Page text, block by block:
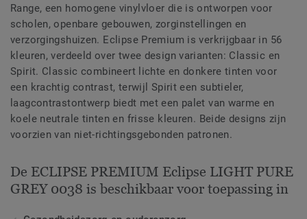
Range, een homogene vinylvloer die is ontworpen voor
scholen, openbare gebouwen, zorginstellingen en
verzorgingshuizen. Eclipse Premium is verkrijgbaar in 56
kleuren, verdeeld over twee design varianten: Classic en
Spirit. Classic combineert lichte en donkere tinten voor
een krachtig contrast, terwijl Spirit een subtieler,
laagcontrastontwerp biedt met een palet van warme en
koele neutrale tinten en frisse kleuren. Beide designs zijn
voorzien van niet-richtingsgebonden patronen.
De ECLIPSE PREMIUM Eclipse LIGHT PURE
GREY 0038 is beschikbaar voor toepassing in